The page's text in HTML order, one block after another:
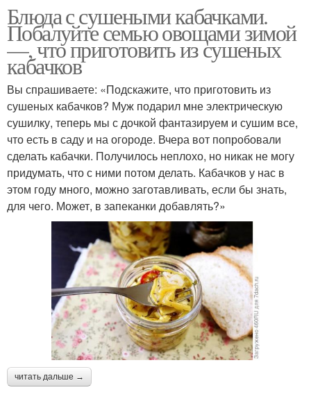
Блюда с сушеными кабачками.
Побалуйте семью овощами зимой
—, что приготовить из сушеных
кабачков
Вы спрашиваете: «Подскажите, что приготовить из
сушеных кабачков? Муж подарил мне электрическую
сушилку, теперь мы с дочкой фантазируем и сушим все,
что есть в саду и на огороде. Вчера вот попробовали
сделать кабачки. Получилось неплохо, но никак не могу
придумать, что с ними потом делать. Кабачков у нас в
этом году много, можно заготавливать, если бы знать,
для чего. Может, в запеканки добавлять?»
читать дальше →